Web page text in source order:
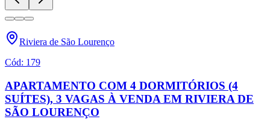
Riviera de São Lourenço
Cód: 179
APARTAMENTO COM 4 DORMITÓRIOS (4
SUÍTES), 3 VAGAS À VENDA EM RIVIERA DE
SÃO LOURENÇO